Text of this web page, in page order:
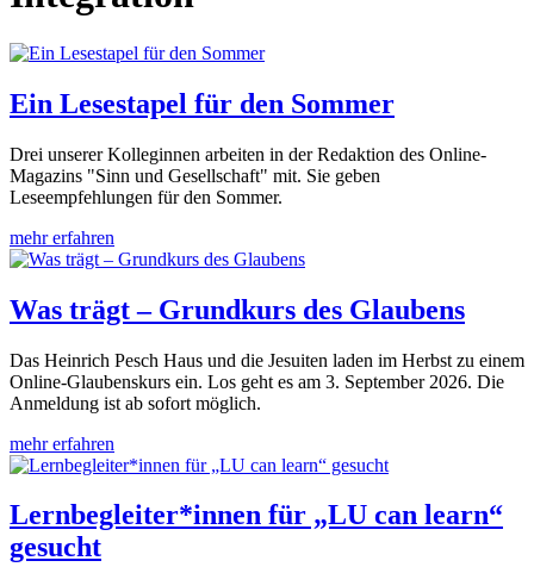
Ein Lesestapel für den Sommer
Drei unserer Kolleginnen arbeiten in der Redaktion des Online-
Magazins "Sinn und Gesellschaft" mit. Sie geben
Leseempfehlungen für den Sommer.
mehr erfahren
Was trägt – Grundkurs des Glaubens
Das Heinrich Pesch Haus und die Jesuiten laden im Herbst zu einem
Online-Glaubenskurs ein. Los geht es am 3. September 2026. Die
Anmeldung ist ab sofort möglich.
mehr erfahren
Lernbegleiter*innen für „LU can learn“
gesucht